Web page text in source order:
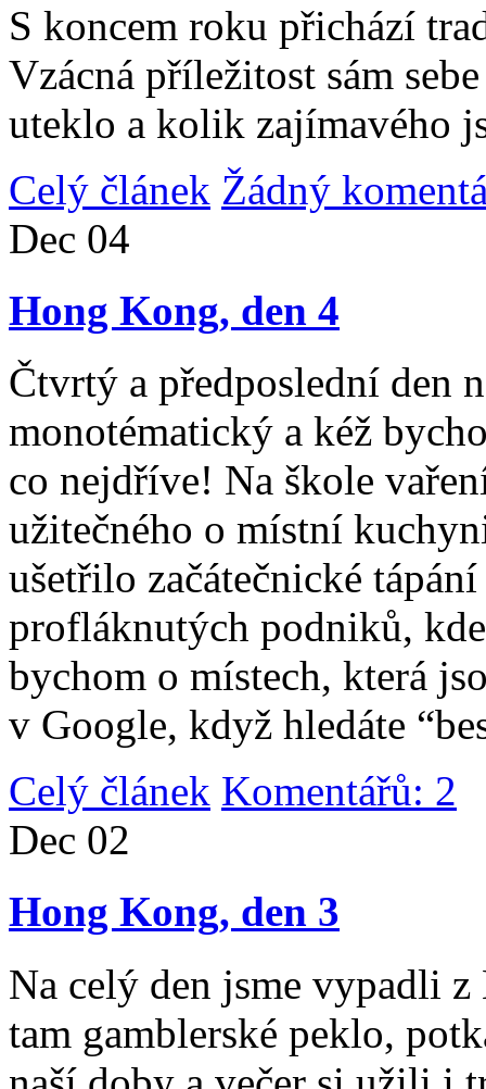
S koncem roku přichází
Vzácná příležitost sám
uteklo a kolik zajímavého
Celý článek Žádný
Dec 04
Hong Kong, den 4
Čtvrtý a předposlední den
monotématický a kéž
co nejdříve! Na škole
užitečného o místní
ušetřilo začátečnické
profláknutých podniků,
bychom o místech, která
v Google, když hledáte
Celý článek Komentářů: 2
Dec 02
Hong Kong, den 3
Na celý den jsme vypadli
tam gamblerské peklo,